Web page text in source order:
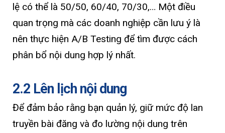
lệ có thể là 50/50, 60/40, 70/30,… Một điều
quan trọng mà các doanh nghiệp cần lưu ý là
nên thực hiện A/B Testing để tìm được cách
phân bổ nội dung hợp lý nhất.
2.2 Lên lịch nội dung
Để đảm bảo rằng bạn quản lý, giữ mức độ lan
truyền bài đăng và đo lường nội dung trên